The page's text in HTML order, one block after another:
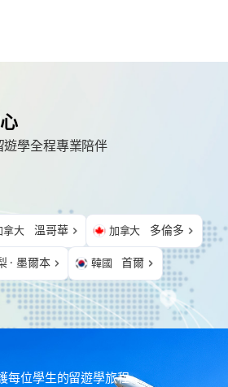
學全程專業陪伴
拿大 溫哥華 加拿大 多倫多
· 墨爾本 韓國 首爾
每位學生的留遊學旅程